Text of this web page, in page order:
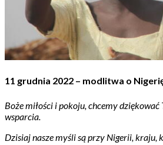
11 grudnia 2022 – modlitwa o
Boże miłości i pokoju, chcemy
wsparcia.
Dzisiaj nasze myśli są przy Nigerii, kraju,